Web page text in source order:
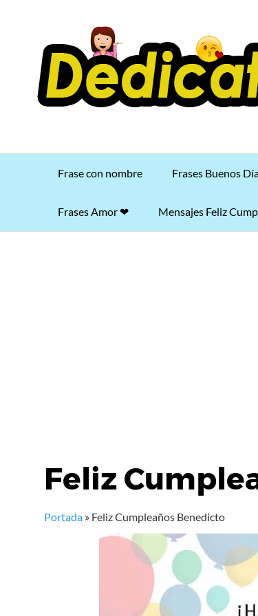
Frase con nombre Frases Buenos
Frases Amor ❤ Mensajes Feliz
Feliz
Portada » Feliz Cumpleaños Benedicto